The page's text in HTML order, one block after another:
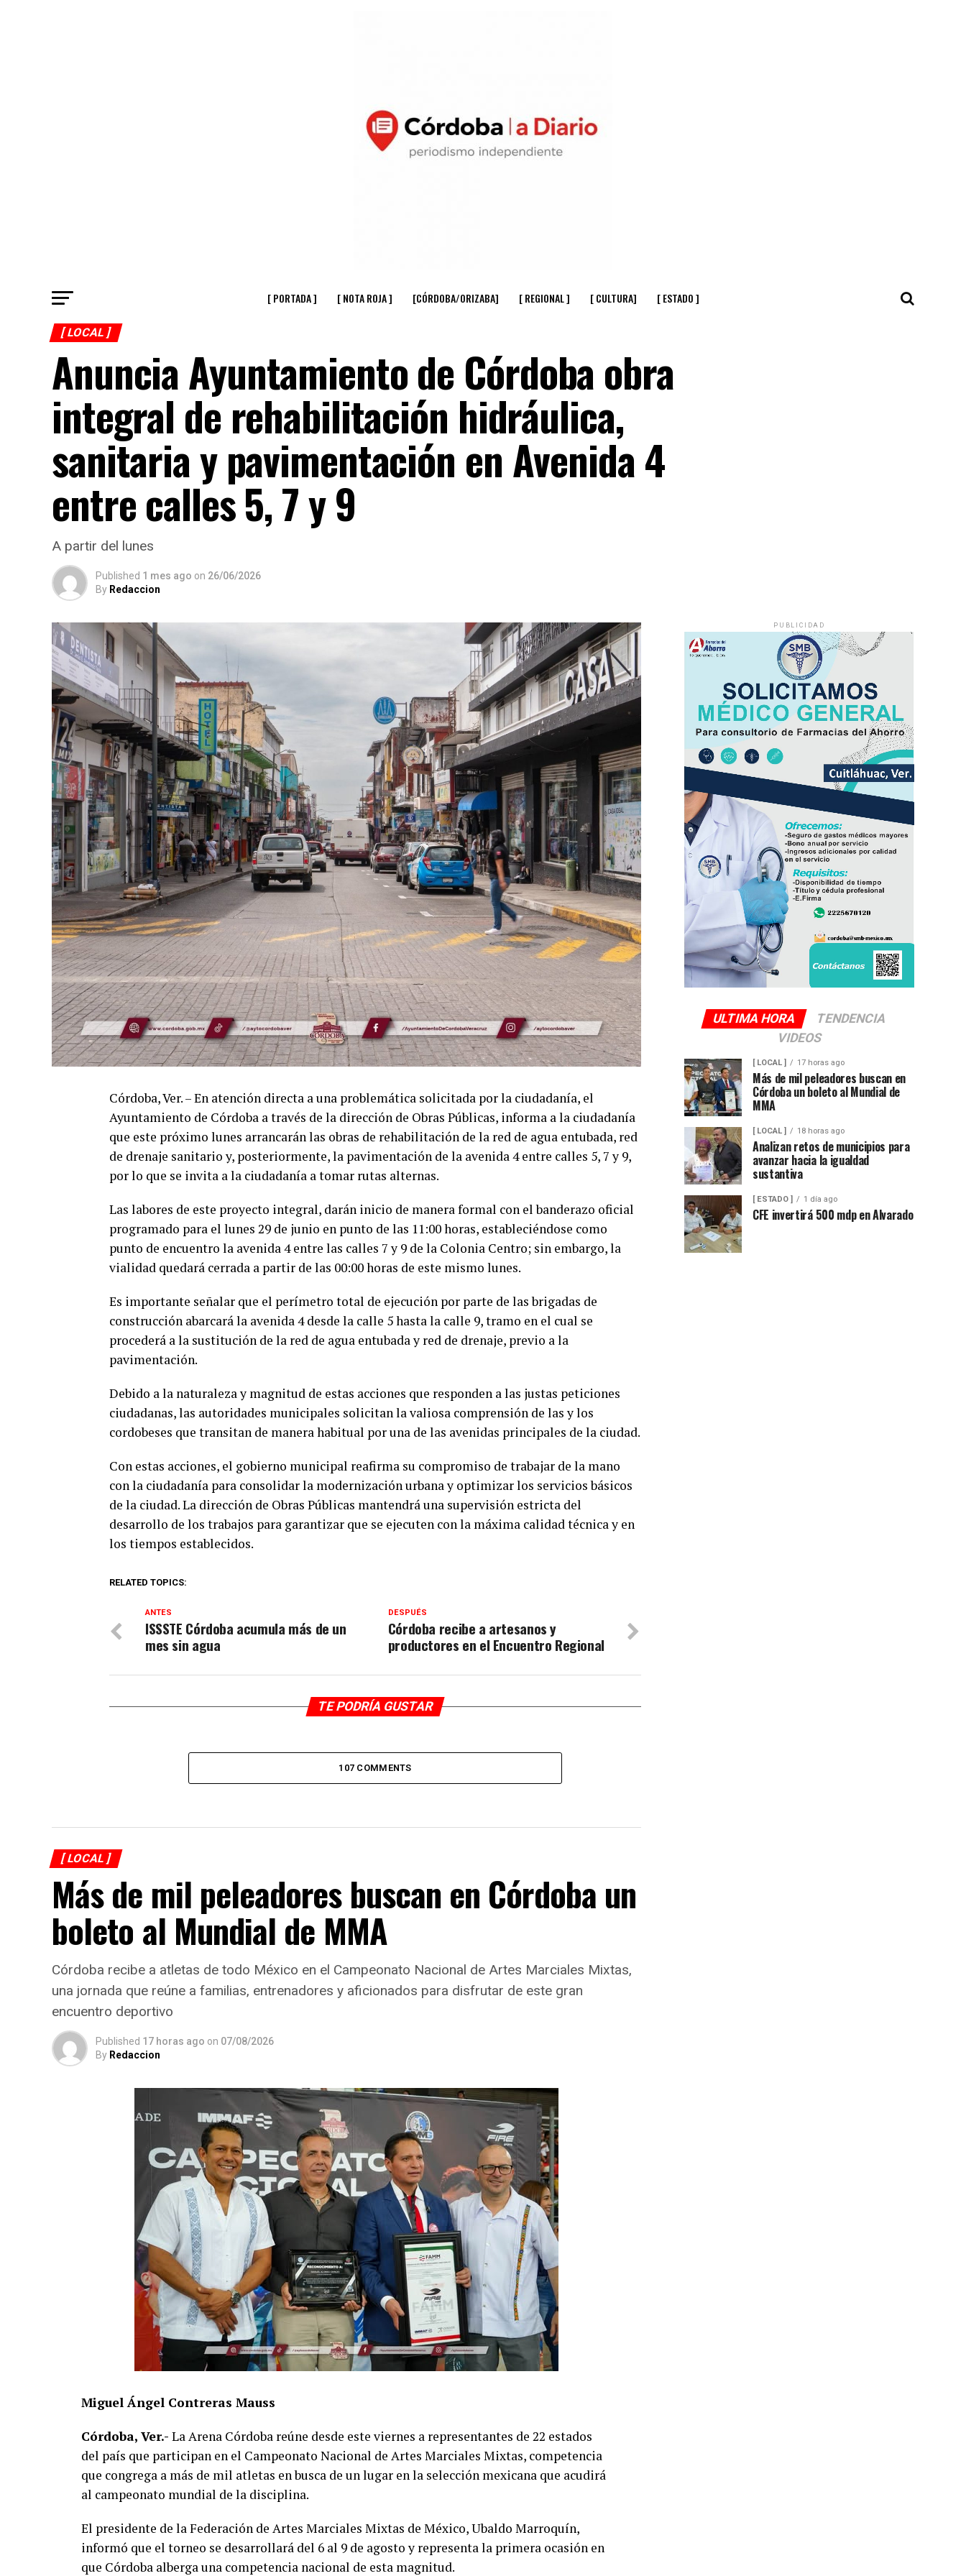
[ PORTADA ] [ NOTA ROJA ] [CÓRDOBA/ORIZABA] [ REGIONAL ] [ CULTURA] [ ESTADO ]
[ LOCAL ]
Anuncia Ayuntamiento de Córdoba obra
integral de rehabilitación hidráulica,
sanitaria y pavimentación en Avenida 4
entre calles 5, 7 y 9
A partir del lunes
Published 1 mes ago on 26/06/2026
By Redaccion
Córdoba, Ver. – En atención directa a una problemática solicitada por la ciudadanía, el
Ayuntamiento de Córdoba a través de la dirección de Obras Públicas, informa a la ciudadanía
que este próximo lunes arrancarán las obras de rehabilitación de la red de agua entubada, red
de drenaje sanitario y, posteriormente, la pavimentación de la avenida 4 entre calles 5, 7 y 9,
por lo que se invita a la ciudadanía a tomar rutas alternas.
Las labores de este proyecto integral, darán inicio de manera formal con el banderazo oficial
programado para el lunes 29 de junio en punto de las 11:00 horas, estableciéndose como
punto de encuentro la avenida 4 entre las calles 7 y 9 de la Colonia Centro; sin embargo, la
vialidad quedará cerrada a partir de las 00:00 horas de este mismo lunes.
Es importante señalar que el perímetro total de ejecución por parte de las brigadas de
construcción abarcará la avenida 4 desde la calle 5 hasta la calle 9, tramo en el cual se
procederá a la sustitución de la red de agua entubada y red de drenaje, previo a la
pavimentación.
Debido a la naturaleza y magnitud de estas acciones que responden a las justas peticiones
ciudadanas, las autoridades municipales solicitan la valiosa comprensión de las y los
cordobeses que transitan de manera habitual por una de las avenidas principales de la ciudad.
Con estas acciones, el gobierno municipal reafirma su compromiso de trabajar de la mano
con la ciudadanía para consolidar la modernización urbana y optimizar los servicios básicos
de la ciudad. La dirección de Obras Públicas mantendrá una supervisión estricta del
desarrollo de los trabajos para garantizar que se ejecuten con la máxima calidad técnica y en
los tiempos establecidos.
RELATED TOPICS:
DESPUÉS
Córdoba recibe a artesanos y
productores en el Encuentro Regional
ANTES
ISSSTE Córdoba acumula más de un
mes sin agua
TE PODRÍA GUSTAR
107 COMMENTS
[ LOCAL ]
Más de mil peleadores buscan en Córdoba un
boleto al Mundial de MMA
Córdoba recibe a atletas de todo México en el Campeonato Nacional de Artes Marciales Mixtas,
una jornada que reúne a familias, entrenadores y aficionados para disfrutar de este gran
encuentro deportivo
Published 17 horas ago on 07/08/2026
By Redaccion
Miguel Ángel Contreras Mauss
Córdoba, Ver.- La Arena Córdoba reúne desde este viernes a representantes de 22 estados
del país que participan en el Campeonato Nacional de Artes Marciales Mixtas, competencia
que congrega a más de mil atletas en busca de un lugar en la selección mexicana que acudirá
al campeonato mundial de la disciplina.
El presidente de la Federación de Artes Marciales Mixtas de México, Ubaldo Marroquín,
informó que el torneo se desarrollará del 6 al 9 de agosto y representa la primera ocasión en
que Córdoba alberga una competencia nacional de esta magnitud.
PUBLICIDAD
ULTIMA HORA
TENDENCIA
VIDEOS
[ LOCAL ] 17 horas ago
Más de mil peleadores buscan en
Córdoba un boleto al Mundial de
MMA
[ LOCAL ] 18 horas ago
Analizan retos de municipios para
avanzar hacia la igualdad
sustantiva
[ ESTADO ] 1 día ago
CFE invertirá 500 mdp en Alvarado